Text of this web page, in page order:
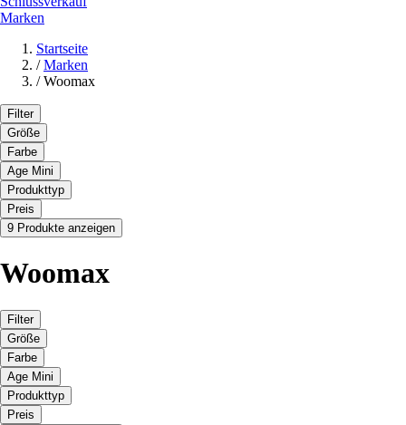
Marken
Startseite
/ Marken
/ Woomax
Filter
Größe
Farbe
Age Mini
Produkttyp
Preis
9 Produkte anzeigen
Woomax
Filter
Größe
Farbe
Age Mini
Produkttyp
Preis